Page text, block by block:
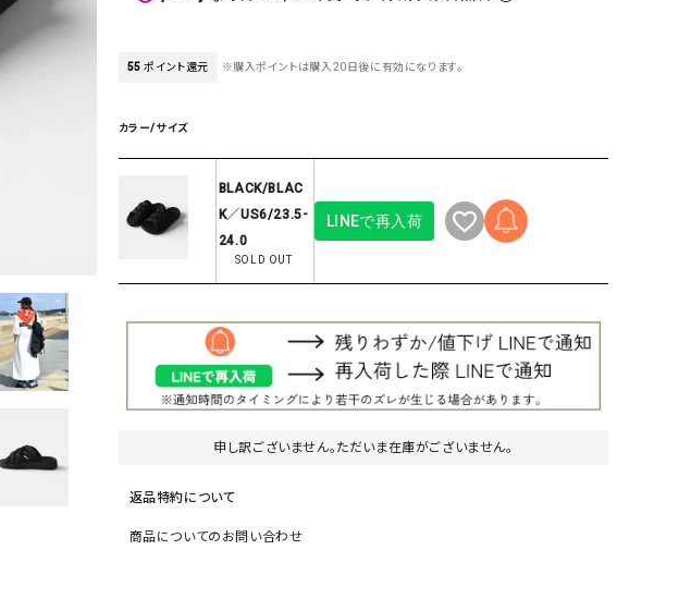
帽子
ソックス・その他雑貨
サロペット・オーバーオール
グッズ
adidas（アディダス）
Ampersand（アンパサンド） MICALLE MICALLE（ミカ
リー）
Audition（オーディション）
ORDINARY FITS（オーディ
ツ）
blue willow（ブルーウィロー）
CONVERSE ALL STAR（コンバースオー
55 ポイント還元 ※購入ポイントは購入20日後に有効になります。
カラー/サイズ
BLACK/BLAC
K／US6/23.5-
24.0
SOLD OUT
LINEで再入荷
申し訳ございません。ただいま在庫がございません。
返品特約について
商品についてのお問い合わせ